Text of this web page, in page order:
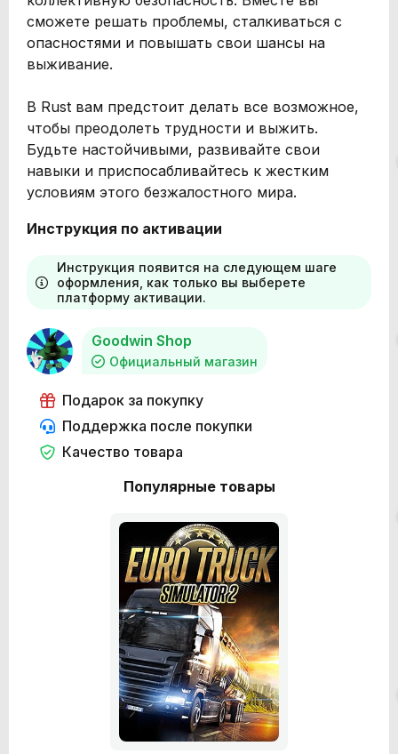
Популярные товары
сможете решать проблемы, сталкиваться с
опасностями и повышать свои шансы на
выживание.
В Rust вам предстоит делать все возможное,
чтобы преодолеть трудности и выжить.
Будьте настойчивыми, развивайте свои
навыки и приспосабливайтесь к жестким
условиям этого безжалостного мира.
Инструкция по активации
Инструкция появится на следующем шаге
оформления, как только вы выберете
платформу активации.
Goodwin Shop
Официальный магазин
Подарок за покупку
Поддержка после покупки
Качество товара